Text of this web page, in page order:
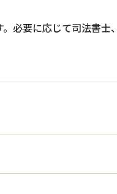
必要に応じて司法書士